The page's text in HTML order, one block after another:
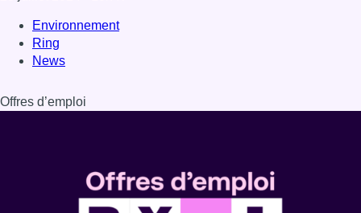
Environnement
Ring
News
Offres d’emploi